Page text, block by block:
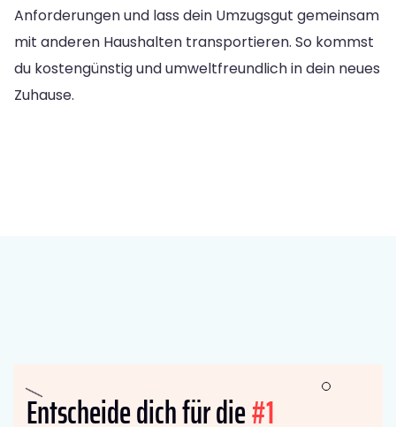
Anforderungen und lass dein Umzugsgut gemeinsam
mit anderen Haushalten transportieren. So kommst
du kostengünstig und umweltfreundlich in dein neues
Zuhause.
Entscheide dich für die#1